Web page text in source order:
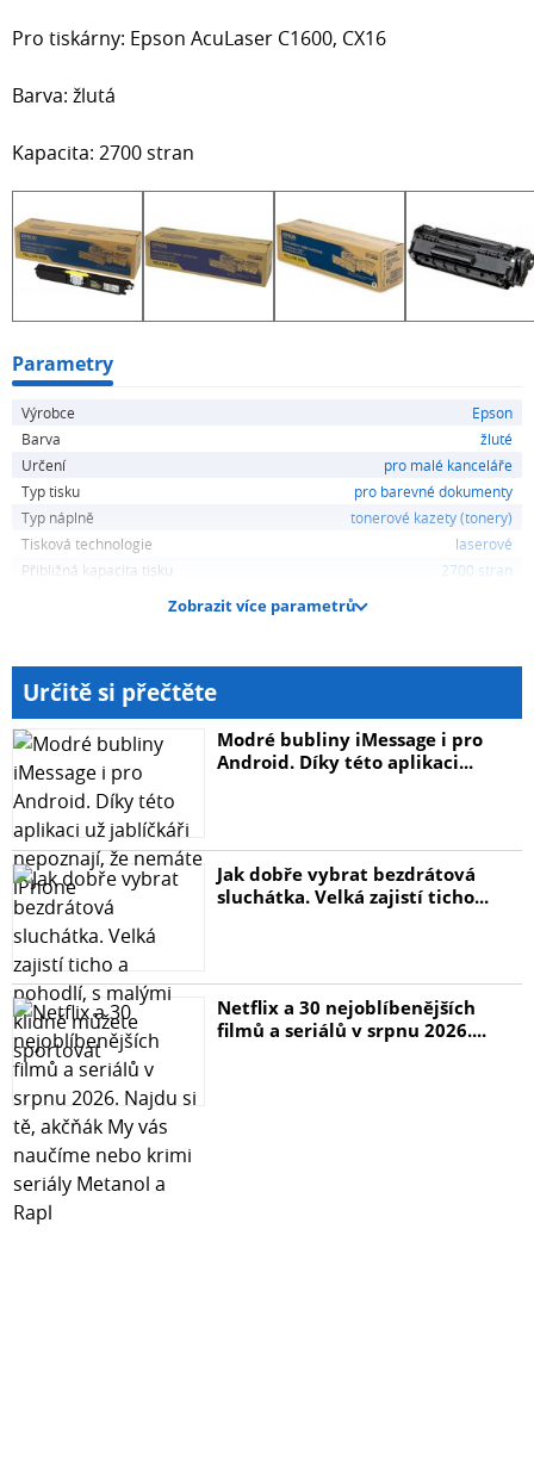
Pro tiskárny: Epson AcuLaser C1600, CX16
Barva: žlutá
Kapacita: 2700 stran
Parametry
Výrobce
Epson
Barva
žluté
Určení
pro malé kanceláře
Typ tisku
pro barevné dokumenty
Typ náplně
tonerové kazety (tonery)
Tisková technologie
laserové
Přibližná kapacita tisku
2700 stran
Zobrazit více parametrů
Určitě si přečtěte
Modré bubliny iMessage i pro
Android. Díky této aplikaci...
Jak dobře vybrat bezdrátová
sluchátka. Velká zajistí ticho...
Netflix a 30 nejoblíbenějších
filmů a seriálů v srpnu 2026....